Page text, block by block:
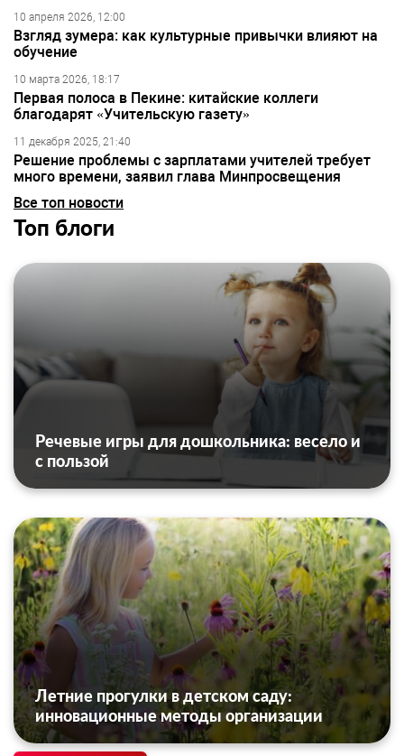
10 апреля 2026, 12:00
Взгляд зумера: как культурные привычки влияют на
обучение
10 марта 2026, 18:17
Первая полоса в Пекине: китайские коллеги
благодарят «Учительскую газету»
11 декабря 2025, 21:40
Решение проблемы с зарплатами учителей требует
много времени, заявил глава Минпросвещения
Все топ новости
Топ блоги
Речевые игры для дошкольника: весело и
с пользой
Летние прогулки в детском саду:
инновационные методы организации